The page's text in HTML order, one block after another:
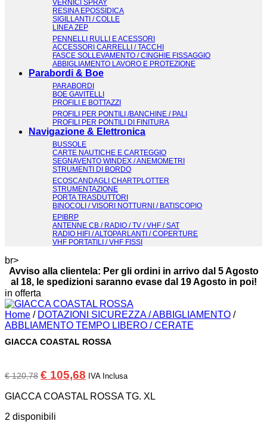
VERNICI SPRAY
RESINA EPOSSIDICA
SIGILLANTI / COLLE
LINEA ZEP
PENNELLI RULLI E ACESSORI
ACCESSORI CARRELLI / TACCHI
FASCE SOLLEVAMENTO / CINGHIE FISSAGGIO
ABBIGLIAMENTO LAVORO E PROTEZIONE
Parabordi & Boe
PARABORDI
BOE GAVITELLI
PROFILI E BOTTAZZI
PROFILI PER PONTILI /BANCHINE / PALI
PROFILI PER PONTILI DI FINITURA
Navigazione & Elettronica
BUSSOLE
CARTE NAUTICHE E CARTEGGIO
SEGNAVENTO WINDEX / ANEMOMETRI
STRUMENTI DI BORDO
ECOSCANDAGLI CHARTPLOTTER
STRUMENTAZIONE
PORTA TRASDUTTORI
BINOCOLI / VISORI NOTTURNI / BATISCOPIO
EPIBRP
ANTENNE CB / RADIO / TV / VHF / SAT
RADIO HIFI / ALTOPARLANTI / COPERTURE
VHF PORTATILI / VHF FISSI
br>
Avviso alla clientela: Per gli ordini in arrivo dal 5 Agosto
al 18, le spedizioni saranno evase dal 19 Agosto in poi!
in offerta
Home / DOTAZIONI SICUREZZA / ABBIGLIAMENTO /
ABBLIAMENTO TEMPO LIBERO / CERATE
GIACCA COASTAL ROSSA
€120,78 Il
originale
€ 120,78.
€ 105,68 Il
attuale
IVA Inclusa
GIACCA COASTAL ROSSA TG. XL
2 disponibili